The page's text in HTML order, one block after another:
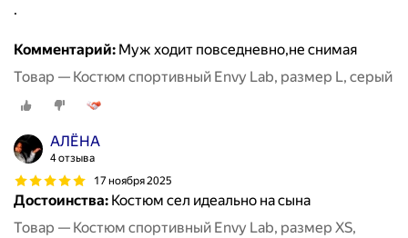
.
Комментарий: Муж ходит повседневно,не снимая
Товар — Костюм спортивный Envy Lab, размер L, серый
АЛЁНА
4 отзыва
17 ноября 2025
Достоинства: Костюм сел идеально на сына
Товар — Костюм спортивный Envy Lab, размер XS,